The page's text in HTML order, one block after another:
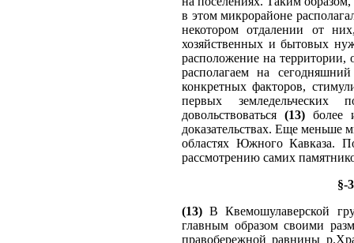
в этом микрорайоне
некотором отдалении от
хозяйственных и бытовых
расположение на
располагаем на
конкретных факторов,
первых земледельческих
довольствоваться (13)более
доказательствах. Еще меньше
областях Южного Кавказа.
рассмотрению самих
§-
(13) В Квемошулаверской
главным образом своими
правобережной равнины